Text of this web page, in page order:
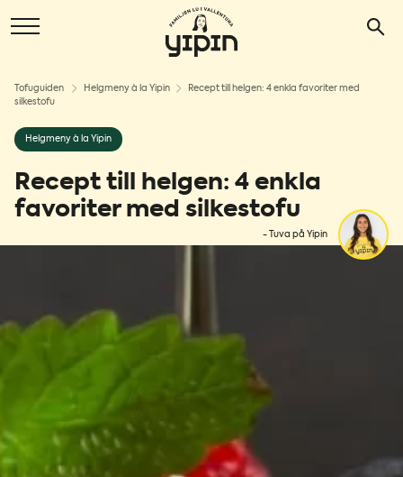
Tofuguiden Helgmeny à la Yipin
Recept till helgen: 4 enkla favoriter med
silkestofu
Helgmeny à la Yipin
Recept till helgen: 4 enkla
favoriter med silkestofu
- Tuva på Yipin